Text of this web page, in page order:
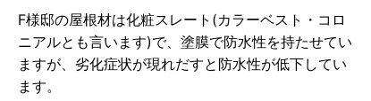
F様邸の屋根材は化粧スレート(カラーベスト・コロ
ニアルとも言います)で、塗膜で防水性を持たせてい
ますが、劣化症状が現れだすと防水性が低下してい
ます。